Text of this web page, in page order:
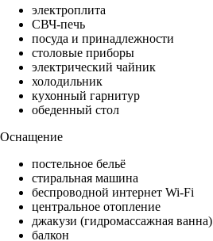
электроплита
СВЧ-печь
посуда и принадлежности
столовые приборы
электрический чайник
холодильник
кухонный гарнитур
обеденный стол
Оснащение
постельное бельё
стиральная машина
беспроводной интернет Wi-Fi
центральное отопление
джакузи (гидромассажная ванна)
балкон